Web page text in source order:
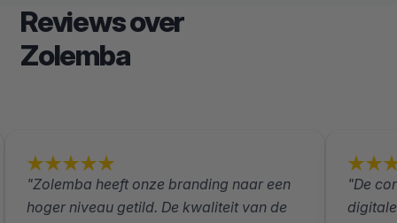
Reviews over
Zolemba
"Zolemba heeft onze branding naar een
hoger niveau getild. De kwaliteit van de
"De